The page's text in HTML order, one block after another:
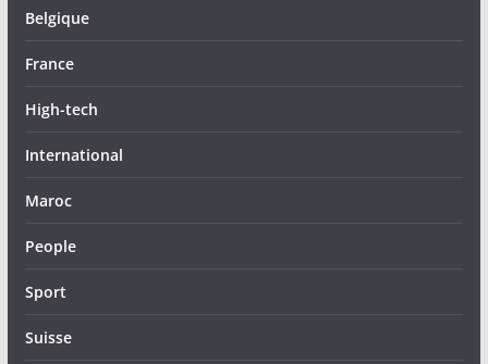
Belgique
France
High-tech
International
Maroc
People
Sport
Suisse